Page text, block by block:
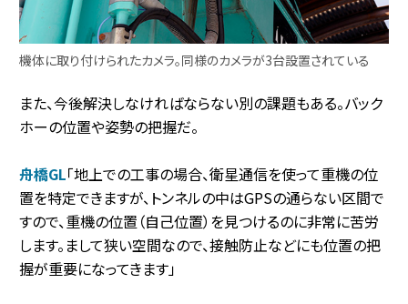
機体に取り付けられたカメラ。同様のカメラが3台設置されている
また、今後解決しなければならない別の課題もある。バック
ホーの位置や姿勢の把握だ。
舟橋GL「地上での工事の場合、衛星通信を使って重機の位
置を特定できますが、トンネルの中はGPSの通らない区間で
すので、重機の位置（自己位置）を見つけるのに非常に苦労
します。まして狭い空間なので、接触防止などにも位置の把
握が重要になってきます」